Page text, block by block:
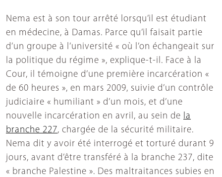
Nema est à son tour arrêté lorsqu’il est étudiant
en médecine, à Damas. Parce qu’il faisait partie
d’un groupe à l’université « où l’on échangeait sur
la politique du régime », explique-t-il. Face à la
Cour, il témoigne d’une première incarcération «
de 60 heures », en mars 2009, suivie d’un contrôle
judiciaire « humiliant » d’un mois, et d’une
nouvelle incarcération en avril, au sein de la
branche 227, chargée de la sécurité militaire.
Nema dit y avoir été interrogé et torturé durant 9
jours, avant d’être transféré à la branche 237, dite
« branche Palestine ». Des maltraitances subies en